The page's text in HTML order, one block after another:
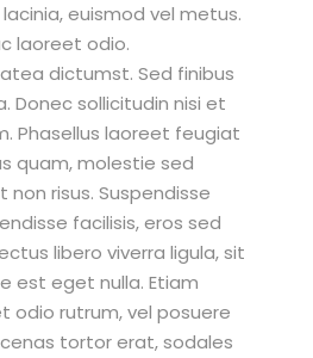
euismod vel metus.
laoreet odio.
dictumst. Sed finibus
Donec sollicitudin nisi et
Phasellus laoreet feugiat
quam, molestie sed
risus. Suspendisse
facilisis, eros sed
libero viverra ligula, sit
est eget nulla. Etiam
odio rutrum, vel posuere
tortor erat, sodales